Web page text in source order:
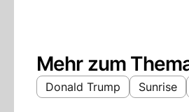
Mehr zum
Donald Trump Sunrise